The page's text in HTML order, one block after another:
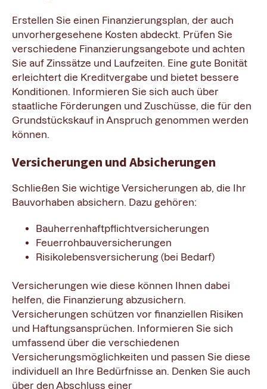
Erstellen Sie einen Finanzierungsplan, der auch
unvorhergesehene Kosten abdeckt. Prüfen Sie
verschiedene Finanzierungsangebote und achten
Sie auf Zinssätze und Laufzeiten. Eine gute Bonität
erleichtert die Kreditvergabe und bietet bessere
Konditionen. Informieren Sie sich auch über
staatliche Förderungen und Zuschüsse, die für den
Grundstückskauf in Anspruch genommen werden
können.
Versicherungen und Absicherungen
Schließen Sie wichtige Versicherungen ab, die Ihr
Bauvorhaben absichern. Dazu gehören:
Bauherrenhaftpflichtversicherungen
Feuerrohbauversicherungen
Risikolebensversicherung (bei Bedarf)
Versicherungen wie diese können Ihnen dabei
helfen, die Finanzierung abzusichern.
Versicherungen schützen vor finanziellen Risiken
und Haftungsansprüchen. Informieren Sie sich
umfassend über die verschiedenen
Versicherungsmöglichkeiten und passen Sie diese
individuell an Ihre Bedürfnisse an. Denken Sie auch
über den Abschluss einer